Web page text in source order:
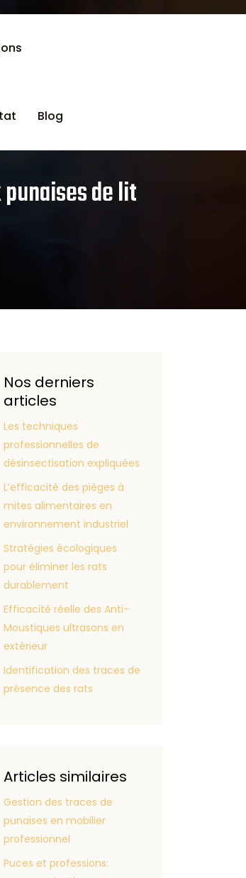
Blog
de lit
Nos derniers
articles
Les techniques
professionnelles de
désinsectisation expliquées
L’efficacité des pièges à
mites alimentaires en
environnement industriel
Stratégies écologiques
pour éliminer les rats
durablement
Efficacité réelle des Anti-
Moustiques ultrasons en
extérieur
Identification des traces de
présence des rats
Articles similaires
Gestion des traces de
punaises en mobilier
professionnel
Puces et professions: